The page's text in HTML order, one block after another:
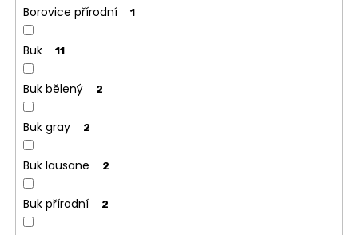
Borovice přírodní 1
Buk 11
Buk bělený 2
Buk gray 2
Buk lausane 2
Buk přírodní 2